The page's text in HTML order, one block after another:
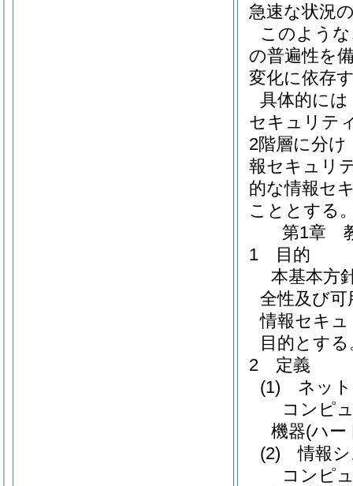
急速な状況
このよう
の普遍性を
変化に依存
具体的に
セキュリテ
2階層に分
報セキュリ
的な情報セ
こととする
第1章
1 目的
本基本方
全性及び
情報セキ
目的とする
2 定義
(1) ネット
コンピ
機器(ハー
(2) 情報シ
コンピ